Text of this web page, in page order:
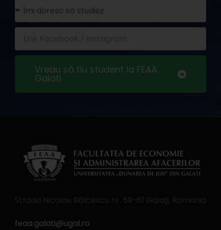
Vreau să fiu student la FEAA
Galati
Strada Nicolae Bălcescu nr. 59-61 Galaţi, Romania
feaa.galati@ugal.ro